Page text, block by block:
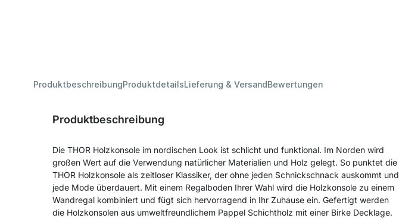
ProduktbeschreibungProduktdetailsLieferung & VersandBewertungen
Produktbeschreibung
Die THOR Holzkonsole im nordischen Look ist schlicht und funktional. Im Norden wird
großen Wert auf die Verwendung natürlicher Materialien und Holz gelegt. So punktet die
THOR Holzkonsole als zeitloser Klassiker, der ohne jeden Schnickschnack auskommt und
jede Mode überdauert. Mit einem Regalboden Ihrer Wahl wird die Holzkonsole zu einem
Wandregal kombiniert und fügt sich hervorragend in Ihr Zuhause ein. Gefertigt werden
die Holzkonsolen aus umweltfreundlichem Pappel Schichtholz mit einer Birke Decklage.